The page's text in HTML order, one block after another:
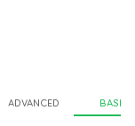
ADVANCED BASIC